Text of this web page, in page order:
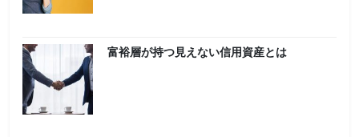
富裕層が持つ見えない信用資産とは